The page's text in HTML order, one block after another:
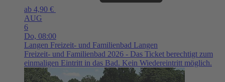
ab 4,90 €
AUG
6
Do, 08:00
Langen Freizeit- und Familienbad Langen
Freizeit- und Familienbad 2026 - Das Ticket berechtigt zum
einmaligen Eintritt in das Bad. Kein Wiedereintritt möglich.